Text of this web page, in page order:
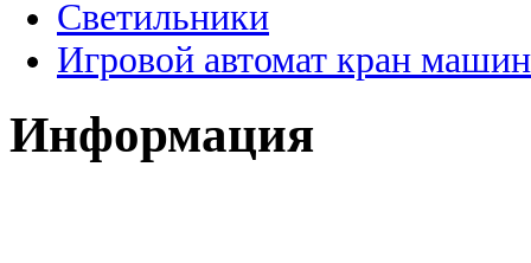
Светильники
Игровой автомат кран
Информация